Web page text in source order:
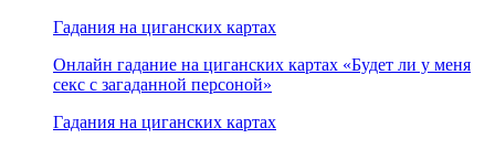
Гадания на циганских картах
Онлайн гадание на циганских картах «Будет ли у меня
секс с загаданной персоной»
Гадания на циганских картах